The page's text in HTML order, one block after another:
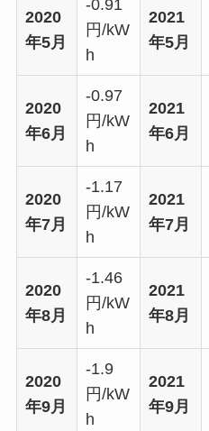
2020
年5月
-0.91
円/kW
h
2021
年5月
2020
年6月
-0.97
円/kW
h
2021
年6月
2020
年7月
-1.17
円/kW
h
2021
年7月
2020
年8月
-1.46
円/kW
h
2021
年8月
2020
年9月
-1.9
円/kW
h
2021
年9月